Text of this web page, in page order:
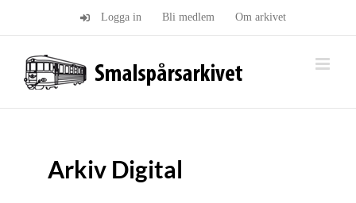
Logga in Bli medlem Om arkivet
Arkiv Digital